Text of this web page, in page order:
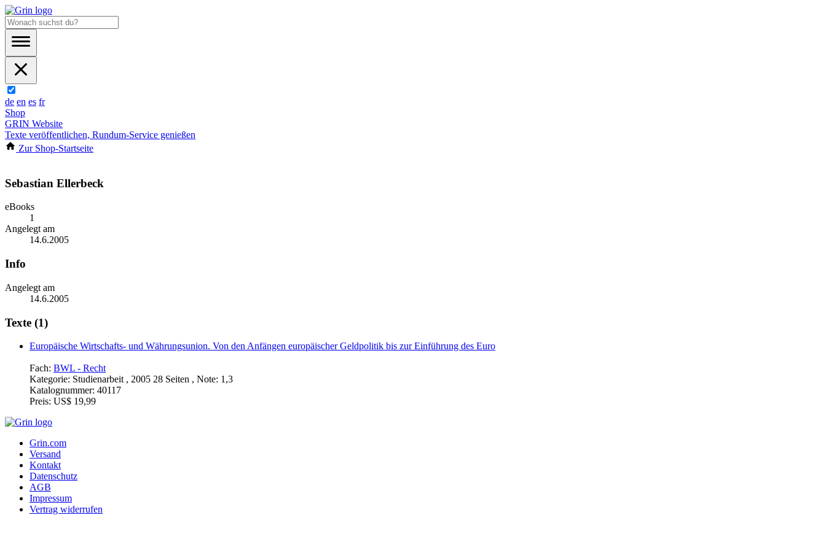
de en es fr
Shop
GRIN Website
Texte veröffentlichen, Rundum-Service genießen
Zur Shop-Startseite
Sebastian Ellerbeck
eBooks
1
Angelegt am
14.6.2005
Info
Angelegt am
14.6.2005
Texte (1)
Europäische Wirtschafts- und Währungsunion. Von den Anfängen europäischer Geldpolitik bis zur Einführung des Euro
Fach: BWL - Recht
Kategorie: Studienarbeit , 2005 28 Seiten , Note: 1,3
Katalognummer: 40117
Preis: US$ 19,99
Grin.com
Versand
Kontakt
Datenschutz
AGB
Impressum
Vertrag widerrufen